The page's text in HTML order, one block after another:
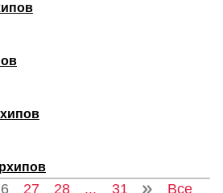
27 28 ... 31 Все